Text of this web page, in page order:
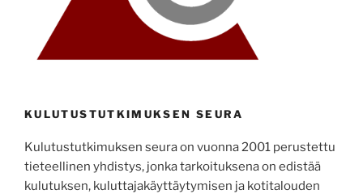
KULUTUSTUTKIMUKSEN SEURA
Kulutustutkimuksen seura on vuonna 2001 perustettu
tieteellinen yhdistys, jonka tarkoituksena on edistää
kulutuksen, kuluttajakäyttäytymisen ja kotitalouden